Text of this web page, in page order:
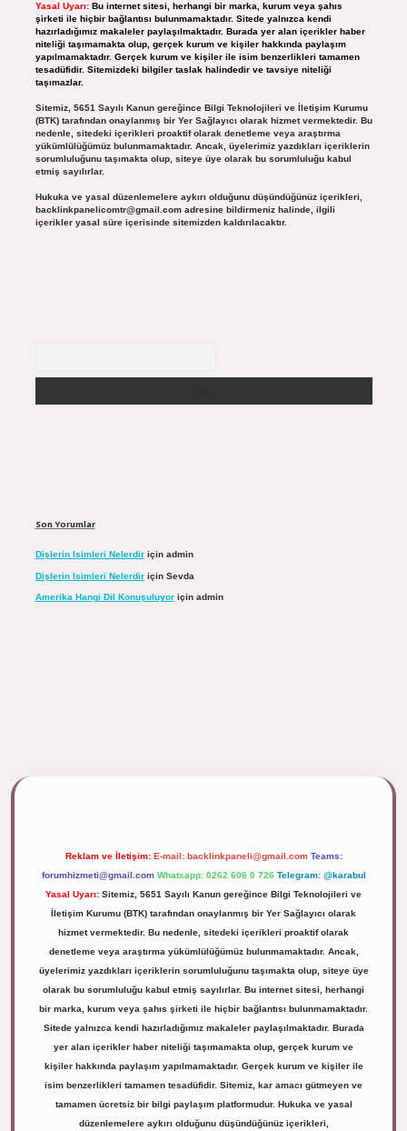
Yasal Uyarı: Bu internet sitesi, herhangi bir marka, kurum veya şahıs
şirketi ile hiçbir bağlantısı bulunmamaktadır. Sitede yalnızca kendi
hazırladığımız makaleler paylaşılmaktadır. Burada yer alan içerikler haber
niteliği taşımamakta olup, gerçek kurum ve kişiler hakkında paylaşım
yapılmamaktadır. Gerçek kurum ve kişiler ile isim benzerlikleri tamamen
tesadüfidir. Sitemizdeki bilgiler taslak halindedir ve tavsiye niteliği
taşımazlar.
Sitemiz, 5651 Sayılı Kanun gereğince Bilgi Teknolojileri ve İletişim Kurumu
(BTK) tarafından onaylanmış bir Yer Sağlayıcı olarak hizmet vermektedir. Bu
nedenle, sitedeki içerikleri proaktif olarak denetleme veya araştırma
yükümlülüğümüz bulunmamaktadır. Ancak, üyelerimiz yazdıkları içeriklerin
sorumluluğunu taşımakta olup, siteye üye olarak bu sorumluluğu kabul
etmiş sayılırlar.
Hukuka ve yasal düzenlemelere aykırı olduğunu düşündüğünüz içerikleri,
backlinkpanelicomtr@gmail.comadresine bildirmeniz halinde, ilgili
içerikler yasal süre içerisinde sitemizden kaldırılacaktır.
Son Yorumlar
Dişlerin Isimleri Nelerdiriçin admin
Dişlerin Isimleri Nelerdiriçin Sevda
Amerika Hangi Dil Konuşuluyoriçin admin
Reklam ve İletişim: E-mail: backlinkpaneli@gmail.com Teams:
forumhizmeti@gmail.com Whatsapp: 0262 606 0 726 Telegram: @karabul
Yasal Uyarı: Sitemiz, 5651 Sayılı Kanun gereğince Bilgi Teknolojileri ve
İletişim Kurumu (BTK) tarafından onaylanmış bir Yer Sağlayıcı olarak
hizmet vermektedir. Bu nedenle, sitedeki içerikleri proaktif olarak
denetleme veya araştırma yükümlülüğümüz bulunmamaktadır. Ancak,
üyelerimiz yazdıkları içeriklerin sorumluluğunu taşımakta olup, siteye üye
olarak bu sorumluluğu kabul etmiş sayılırlar. Bu internet sitesi, herhangi
bir marka, kurum veya şahıs şirketi ile hiçbir bağlantısı bulunmamaktadır.
Sitede yalnızca kendi hazırladığımız makaleler paylaşılmaktadır. Burada
yer alan içerikler haber niteliği taşımamakta olup, gerçek kurum ve
kişiler hakkında paylaşım yapılmamaktadır. Gerçek kurum ve kişiler ile
isim benzerlikleri tamamen tesadüfidir. Sitemiz, kar amacı gütmeyen ve
tamamen ücretsiz bir bilgi paylaşım platformudur. Hukuka ve yasal
düzenlemelere aykırı olduğunu düşündüğünüz içerikleri,